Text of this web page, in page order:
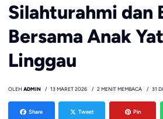
Silahturahmi dan
Bersama Anak
Linggau
OLEH ADMIN 13 MARET 2026 2 MENIT MEMBACA 31
Share Tweet Pin